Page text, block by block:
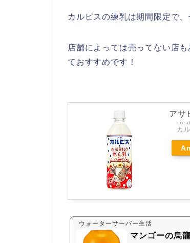
カルピスの練乳は期間限定で
店舗によっては売ってない店
ておすすめです！
アサ
カ
ウォーターサーバー生活
マンゴーの烏